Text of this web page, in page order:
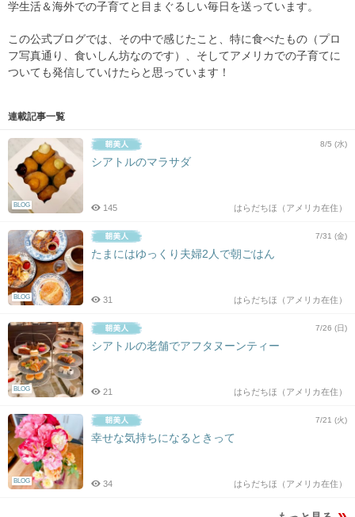
学生活＆海外での子育てと目まぐるしい毎日を送っています。
この公式ブログでは、その中で感じたこと、特に食べたもの（プロ
フ写真通り、食いしん坊なのです）、そしてアメリカでの子育てに
ついても発信していけたらと思っています！
連載記事一覧
BLOG
8/5 (水)
シアトルのマラサダ
はらだちほ（アメリカ在住）
145
BLOG
7/31 (金)
たまにはゆっくり夫婦2人で朝ごはん
はらだちほ（アメリカ在住）
31
BLOG
7/26 (日)
シアトルの老舗でアフタヌーンティー
はらだちほ（アメリカ在住）
21
BLOG
7/21 (火)
幸せな気持ちになるときって
はらだちほ（アメリカ在住）
34